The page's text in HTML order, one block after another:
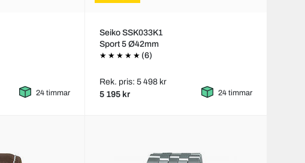
24 timmar
Seiko SSK033K1
Sport 5 Ø42mm
(6)
Rek. pris: 5 498 kr
5 195 kr 24 timmar